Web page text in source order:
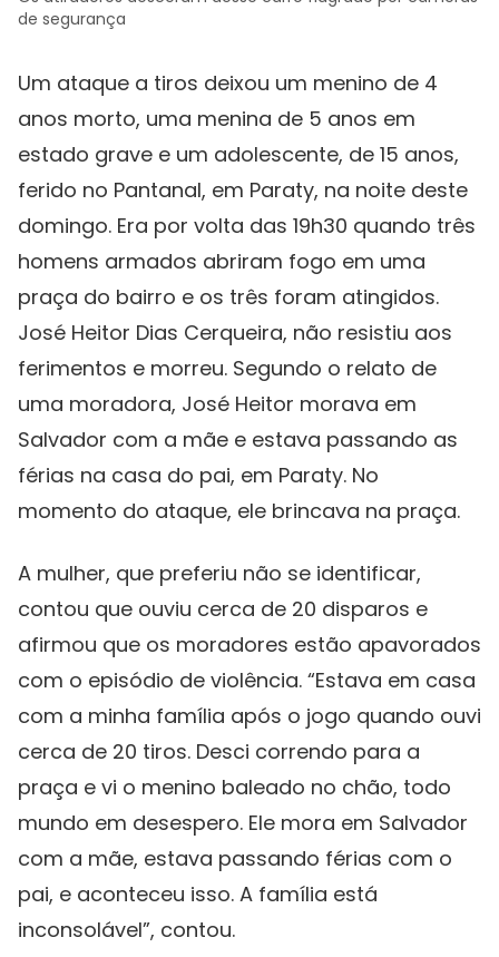
de segurança
Um ataque a tiros deixou um menino de 4
anos morto, uma menina de 5 anos em
estado grave e um adolescente, de 15 anos,
ferido no Pantanal, em Paraty, na noite deste
domingo. Era por volta das 19h30 quando três
homens armados abriram fogo em uma
praça do bairro e os três foram atingidos.
José Heitor Dias Cerqueira, não resistiu aos
ferimentos e morreu. Segundo o relato de
uma moradora, José Heitor morava em
Salvador com a mãe e estava passando as
férias na casa do pai, em Paraty. No
momento do ataque, ele brincava na praça.
A mulher, que preferiu não se identificar,
contou que ouviu cerca de 20 disparos e
afirmou que os moradores estão apavorados
com o episódio de violência. “Estava em casa
com a minha família após o jogo quando ouvi
cerca de 20 tiros. Desci correndo para a
praça e vi o menino baleado no chão, todo
mundo em desespero. Ele mora em Salvador
com a mãe, estava passando férias com o
pai, e aconteceu isso. A família está
inconsolável”, contou.